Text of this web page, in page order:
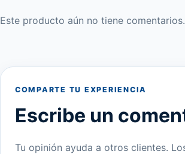
Este producto aún no tiene comentarios.
COMPARTE TU EXPERIENCIA
Escribe un
Tu opinión ayuda a otros clientes.